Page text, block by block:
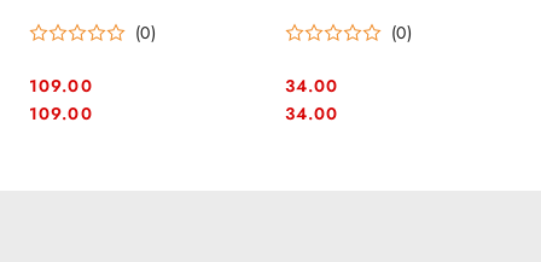
(0)
Cena:
109.00
Cena:
109.00
(0)
Cena:
34.00
Cena:
34.00